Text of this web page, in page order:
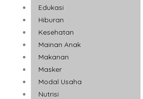
Edukasi
Hiburan
Kesehatan
Mainan Anak
Makanan
Masker
Modal Usaha
Nutrisi